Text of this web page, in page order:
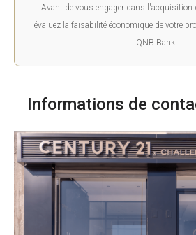
Avant de vous engager dans l'acquisition
évaluez la faisabilité économique de votre
QNB Bank.
Informations de